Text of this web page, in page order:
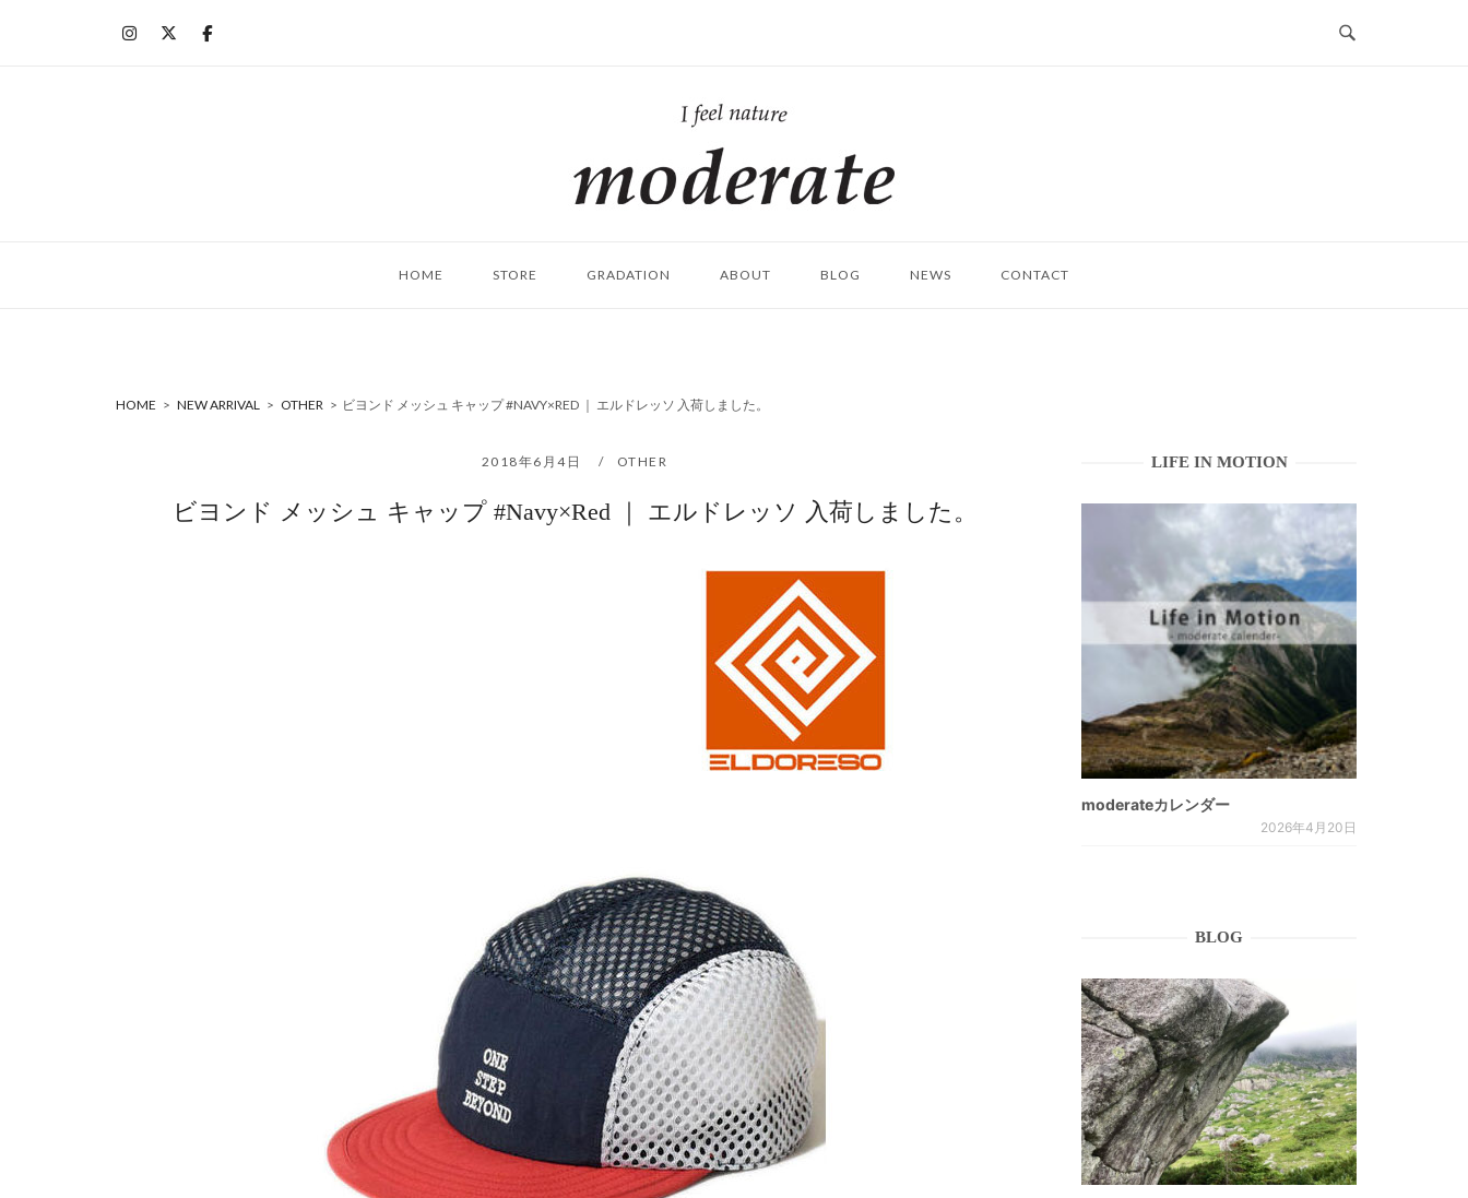
ム
HOME STORE GRADATION ABOUT BLOG NEWS CONTACT
HOME > NEW ARRIVAL > OTHER > ビヨンド メッシュ キャップ #NAVY×RED ｜ エルドレッソ 入荷しました。
2018年6月4日 OTHER
ビヨンド メッシュ キャップ #Navy×Red ｜ エルドレッソ 入荷しました。
LIFE IN MOTION
moderateカレンダー
2026年4月20日
BLOG